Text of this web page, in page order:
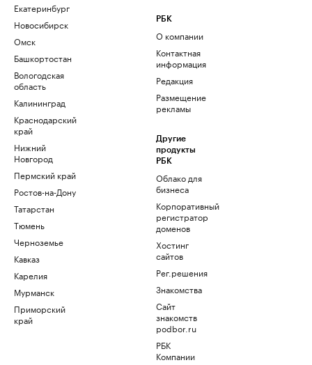
Екатеринбург
Новосибирск
Омск
Башкортостан
Вологодская
область
Калининград
Краснодарский
край
Нижний
Новгород
Пермский край
Ростов-на-Дону
Татарстан
Тюмень
Черноземье
Кавказ
Карелия
Мурманск
Приморский
край
РБК
О компании
Контактная
информация
Редакция
Размещение
рекламы
Другие
продукты
РБК
Облако для
бизнеса
Корпоративный
регистратор
доменов
Хостинг
сайтов
Рег.решения
Знакомства
Сайт
знакомств
podbor.ru
РБК
Компании